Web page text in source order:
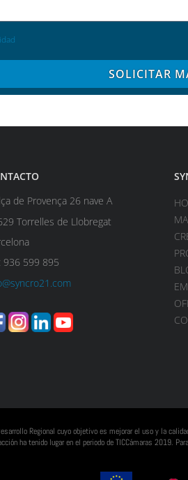
SOLICITAR
de Provença 26 nave A
Torrelles de Llobregat
936 599 895
Regional cuyo objetivo es mejorar el uso y la
ha tenido lugar en el periodo de TICCámaras 2019.